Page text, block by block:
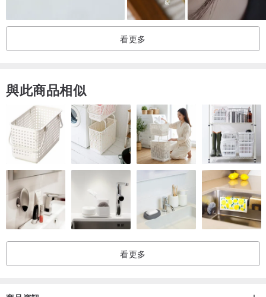
無論是休閒或優雅風格的穿搭，皆可作為畫龍點睛的單品，敬請嘗試
長度：陶片：20 x 21mm
重量：雖為陶片，但質地輕盈，配戴舒適◎
這是獨一無二的單品飾品，因此也十分適合作為贈禮。
亦適合贈予珍視之人。
*我們將寄出照片所示的商品，但若於其他平台已售出，則可能需要訂
會有個體差異，敬請注意。
看更多
與此商品相似
看更多